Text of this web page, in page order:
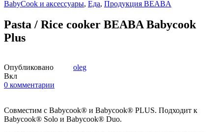
BabyCook и аксессуары, Еда, Продукция BEABA
Pasta / Rice cooker BEABA Babycook
Plus
Опубликовано
oleg
Вкл
0 комментарии
Совместим с Babycook® и Babycook® PLUS. Подходит к
Babycook® Solo и Babycook® Duo.